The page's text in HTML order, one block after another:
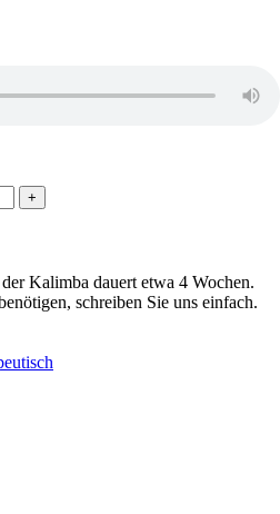
Kalimba dauert etwa 4 Wochen.
schreiben Sie uns einfach.